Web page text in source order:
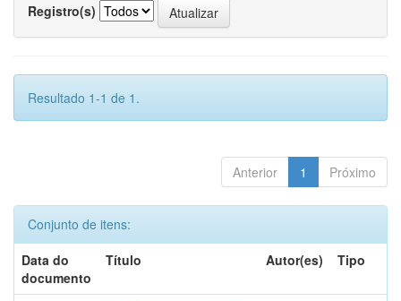
Registro(s)
Resultado 1-1 de 1.
Anterior 1 Próximo
Conjunto de itens:
Data do
documento
Título Autor(es) Tipo